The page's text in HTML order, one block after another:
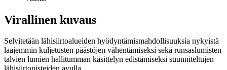
Virallinen kuvaus
Selvitetään lähisiirtoalueiden hyödyntämismahdollisuuksia nykyistä
laajemmin kuljetusten päästöjen vähentämiseksi sekä runsaslumisten
talvien lumien hallitumman käsittelyn edistämiseksi suunniteltujen